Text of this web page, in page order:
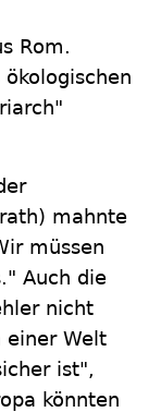
Rom.
mahnte
müssen
Auch die
nicht
einer Welt
ist",
könnten